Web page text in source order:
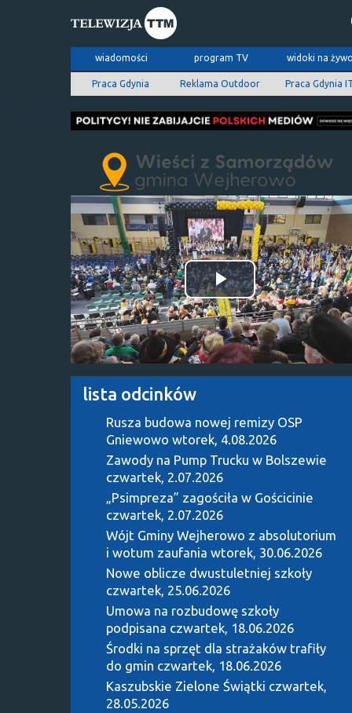
wiadomości program TV widoki na
Praca Gdynia Reklama Outdoor Praca Gdynia
Odtwórz
wideo
lista odcinków
Rusza budowa nowej remizy OSP
Gniewowo wtorek, 4.08.2026
Zawody na Pump Trucku w Bolszewie
czwartek, 2.07.2026
„Psimpreza” zagościła w Gościcinie
czwartek, 2.07.2026
Wójt Gminy Wejherowo z absolutorium
i wotum zaufania wtorek, 30.06.2026
Nowe oblicze dwustuletniej szkoły
czwartek, 25.06.2026
Umowa na rozbudowę szkoły
podpisana czwartek, 18.06.2026
Środki na sprzęt dla strażaków trafiły
do gmin czwartek, 18.06.2026
Kaszubskie Zielone Świątki czwartek,
28.05.2026